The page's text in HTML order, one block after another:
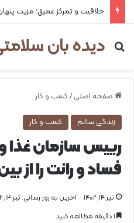
خلاقیت و تمرکز عمیق؛ مزیت
دیده بان
جستجو برای
صفحه اصلی / کسب و کار
زندگی سالم کسب و کار
رییس سازمان غذا و
فساد و رانت را از
تیر ۱۴, ۱۴۰۲ اخرین به روز رسانی: تیر ۱۴, ۱۴۰۲